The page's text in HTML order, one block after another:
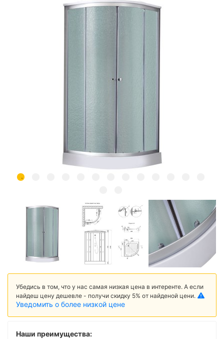
Убедись в том, что у нас самая низкая цена в интеренте. А если
найдеш цену дешевле - получи скидку 5% от найденой цени.
Уведомить о более низкой цене
Наши преимущества: